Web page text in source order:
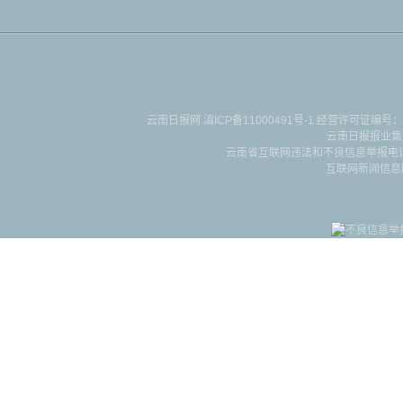
云南日报网 滇ICP备11000491号-1 经营许可证编号
云南日报报业
云南省互联网违法和不良信息举报
互联网新闻信